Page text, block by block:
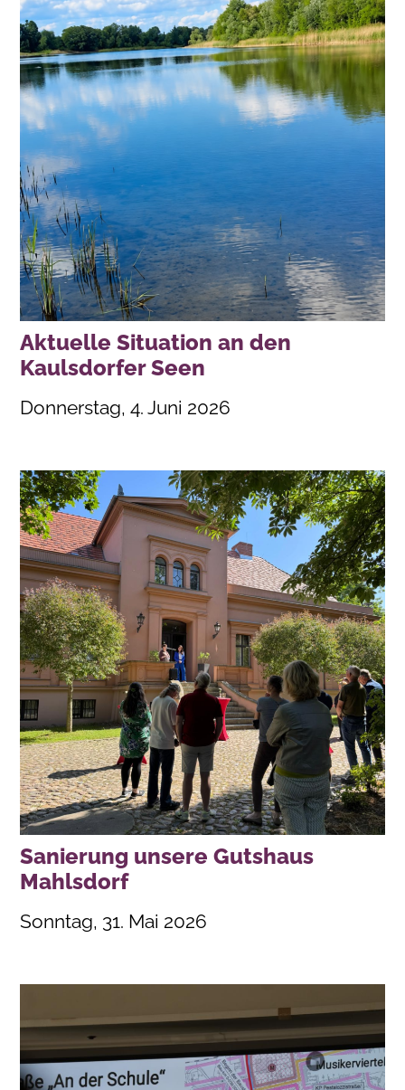
Aktuelle Situation an den
Kaulsdorfer Seen
Donnerstag, 4. Juni 2026
Sanierung unsere Gutshaus
Mahlsdorf
Sonntag, 31. Mai 2026